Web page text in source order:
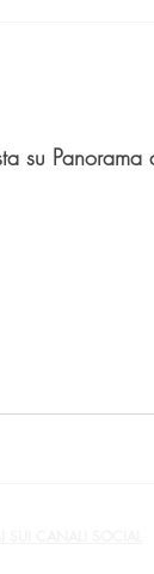
su Panorama